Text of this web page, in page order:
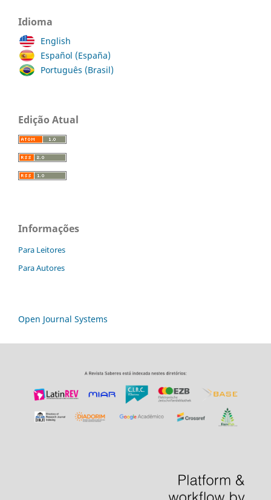
Idioma
English
Español (España)
Português (Brasil)
Edição Atual
Informações
Para Leitores
Para Autores
Open Journal Systems